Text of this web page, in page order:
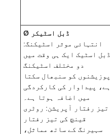
Ø ڈبل اسٹیکر
انتہائی موثر اسٹیکنگ:
ڈبل اسٹیک ایک ہی وقت میں
دو مختلف اسٹیکنگ
پوزیشنوں کو سنبھال سکتا
ہے، پیداوار کی کارکردگی
میں اضافہ ہوتا ہے۔
تیز رفتار آپریشن: روٹری
قینچ کی تیز رفتار
سہیرنگ کے ساتھ مماثل،